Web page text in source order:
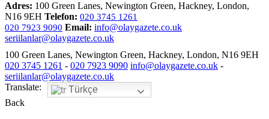
Adres: 100 Green Lanes, Newington Green, Hackney, London,
N16 9EH Telefon: 020 3745 1261
020 7923 9090 Email: info@olaygazete.co.uk
seriilanlar@olaygazete.co.uk
100 Green Lanes, Newington Green, Hackney, London, N16 9EH
020 3745 1261 - 020 7923 9090 info@olaygazete.co.uk -
seriilanlar@olaygazete.co.uk
Translate:
Türkçe
Back